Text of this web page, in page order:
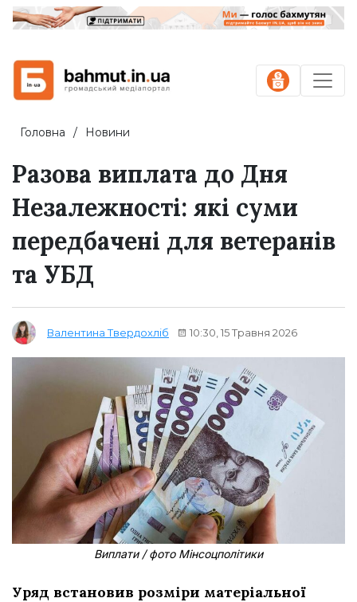
Головна Новини
Разова виплата до Дня
Незалежності: які суми
передбачені для ветеранів
та УБД
Валентина Твердохліб 10:30, 15 Травня 2026
Виплати / фото Мінсоцполітики
Уряд встановив розміри матеріальної